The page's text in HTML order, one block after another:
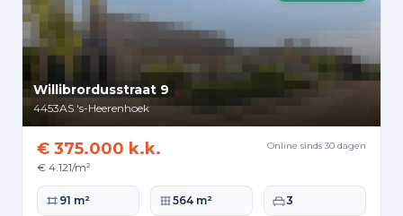
Willibrordusstraat 9
4453AS 's-Heerenhoek
€ 375.000 k.k.
€ 4.121/m²
Online sinds 30 dagen
Woonoppervlakte
91 m² Perceeloppervlakte
564 m² Slaapkamers
3